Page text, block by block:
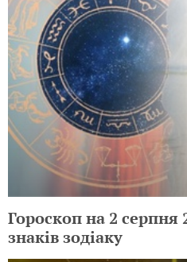
Гороскоп на 2 серпня
знаків зодіаку